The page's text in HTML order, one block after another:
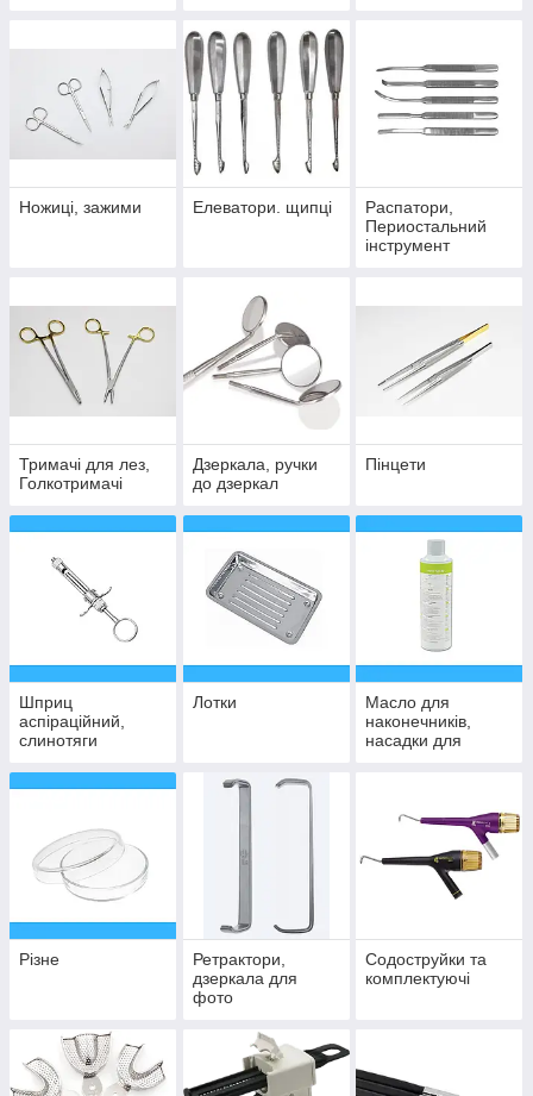
Ножиці, зажими Елеватори. щипці
Распатори,
Периостальний
інструмент
Тримачі для лез,
Голкотримачі
Дзеркала, ручки
до дзеркал
Пінцети
Шприц
аспіраційний,
слинотяги
Лотки
Масло для
наконечників,
насадки для
Різне
Ретрактори,
дзеркала для
фото
Содоструйки та
комплектуючі